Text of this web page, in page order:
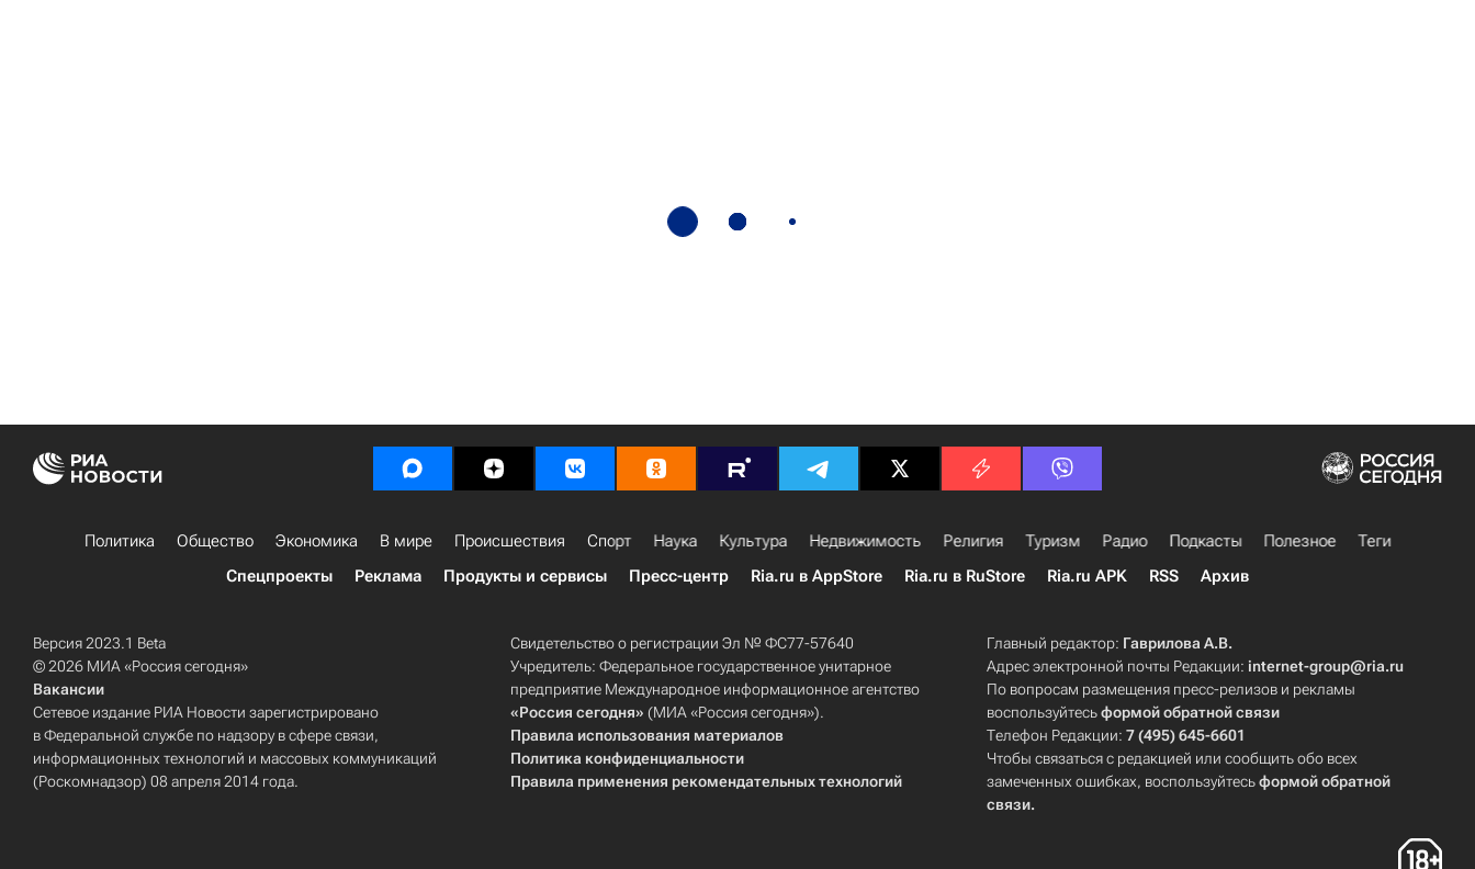
Политика Общество Экономика В мире Происшествия Спорт Наука Культура Недвижимость Религия Туризм Радио Подкасты Полезное
Теги
Спецпроекты
Реклама Продукты и сервисы Пресс-центр Ria.ru в AppStore Ria.ru в RuStore Ria.ru APK RSS Архив
Версия 2023.1 Beta
© 2026 МИА «Россия сегодня»
Вакансии
Сетевое издание РИА Новости зарегистрировано
в Федеральной службе по надзору в сфере связи,
информационных технологий и массовых коммуникаций
(Роскомнадзор) 08 апреля 2014 года.
Свидетельство о регистрации Эл № ФС77-57640
Учредитель: Федеральное государственное унитарное
предприятие Международное информационное агентство
«Россия сегодня» (МИА «Россия сегодня»).
Правила использования материалов
Политика конфиденциальности
Правила применения рекомендательных технологий
Главный редактор: Гаврилова А.В.
Адрес электронной почты Редакции:internet-group@ria.ru
По вопросам размещения пресс-релизов и рекламы
воспользуйтесьформой обратной связи
Телефон Редакции:7 (495) 645-6601
Чтобы связаться с редакцией или сообщить обо всех
замеченных ошибках, воспользуйтесьформой обратной
связи.